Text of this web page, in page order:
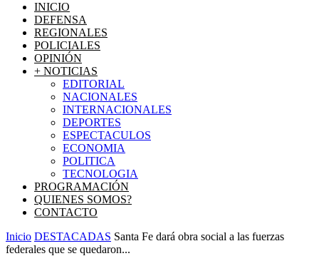
INICIO
DEFENSA
REGIONALES
POLICIALES
OPINIÓN
+ NOTICIAS
EDITORIAL
NACIONALES
INTERNACIONALES
DEPORTES
ESPECTACULOS
ECONOMIA
POLITICA
TECNOLOGIA
PROGRAMACIÓN
QUIENES SOMOS?
CONTACTO
Inicio DESTACADAS Santa Fe dará obra social a las fuerzas
federales que se quedaron...